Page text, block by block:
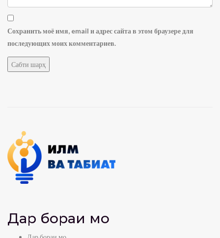
Сохранить моё имя, email и адрес сайта в этом браузере для
последующих моих комментариев.
Дар бораи мо